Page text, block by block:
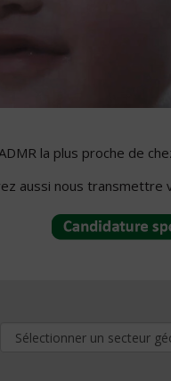
la plus proche de
aussi nous transmettre